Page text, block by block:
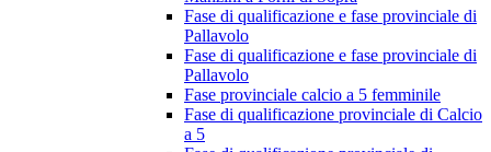
Fase di qualificazione e fase provinciale di
Pallavolo
Fase di qualificazione e fase provinciale di
Pallavolo
Fase provinciale calcio a 5 femminile
Fase di qualificazione provinciale di Calcio
a 5